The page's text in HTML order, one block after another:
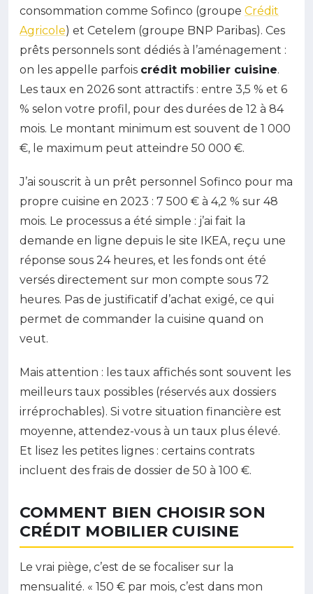
consommation comme Sofinco (groupe Crédit
Agricole) et Cetelem (groupe BNP Paribas). Ces
prêts personnels sont dédiés à l’aménagement :
on les appelle parfois crédit mobilier cuisine.
Les taux en 2026 sont attractifs : entre 3,5 % et 6
% selon votre profil, pour des durées de 12 à 84
mois. Le montant minimum est souvent de 1 000
€, le maximum peut atteindre 50 000 €.
J’ai souscrit à un prêt personnel Sofinco pour ma
propre cuisine en 2023 : 7 500 € à 4,2 % sur 48
mois. Le processus a été simple : j’ai fait la
demande en ligne depuis le site IKEA, reçu une
réponse sous 24 heures, et les fonds ont été
versés directement sur mon compte sous 72
heures. Pas de justificatif d’achat exigé, ce qui
permet de commander la cuisine quand on
veut.
Mais attention : les taux affichés sont souvent les
meilleurs taux possibles (réservés aux dossiers
irréprochables). Si votre situation financière est
moyenne, attendez-vous à un taux plus élevé.
Et lisez les petites lignes : certains contrats
incluent des frais de dossier de 50 à 100 €.
COMMENT BIEN CHOISIR SON
CRÉDIT MOBILIER CUISINE
Le vrai piège, c’est de se focaliser sur la
mensualité. « 150 € par mois, c’est dans mon